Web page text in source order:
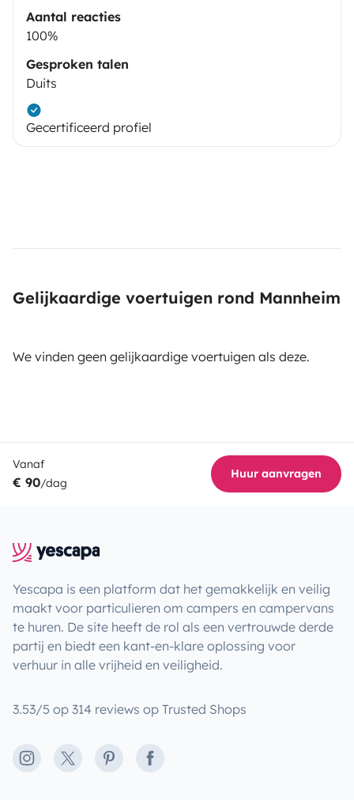
Aantal reacties
100%
Gesproken talen
Duits
Gecertificeerd profiel
Gelijkaardige voertuigen rond Mannheim
We vinden geen gelijkaardige voertuigen als deze.
Vanaf
€ 90/dag
Huur aanvragen
Yescapa is een platform dat het gemakkelijk en veilig
maakt voor particulieren om campers en campervans
te huren. De site heeft de rol als een vertrouwde derde
partij en biedt een kant-en-klare oplossing voor
verhuur in alle vrijheid en veiligheid.
3.53/5 op 314 reviews op Trusted Shops
Instagram
X PinterestFacebook